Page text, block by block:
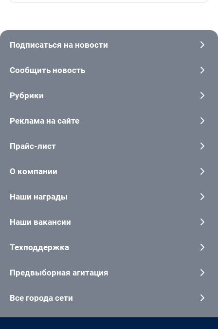
Подписаться на новости
Сообщить новость
Рубрики
Реклама на сайте
Прайс-лист
О компании
Наши награды
Наши вакансии
Техподдержка
Предвыборная агитация
Все города сети